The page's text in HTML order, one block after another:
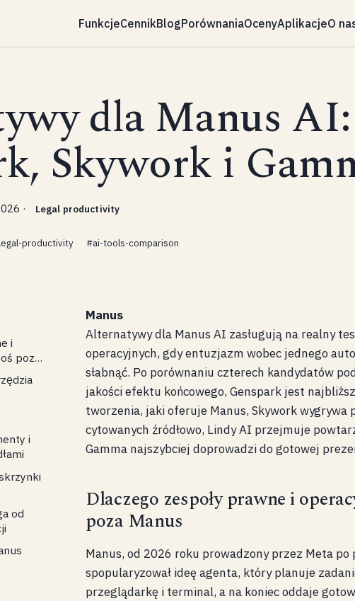
dla Manus AI:
Skywork i
· Legal productivity
productivity #ai-tools-comparison
i
poza
i
od
Manus
Alternatywy dla Manus AI zasługują na realny
operacyjnych, gdy entuzjazm wobec jednego
słabnąć. Po porównaniu czterech kandydatów
jakości efektu końcowego, Genspark jest
tworzenia, jaki oferuje Manus, Skywork wygrywa
cytowanych źródłowo, Lindy AI przejmuje
Gamma najszybciej doprowadzi do gotowej
Dlaczego zespoły prawne i
poza Manus
Manus, od 2026 roku prowadzony przez Meta po
spopularyzował ideę agenta, który planuje
przeglądarkę i terminal, a na koniec oddaje
FunkcjeCennikBlogPorównaniaOcenyAplikacjeO